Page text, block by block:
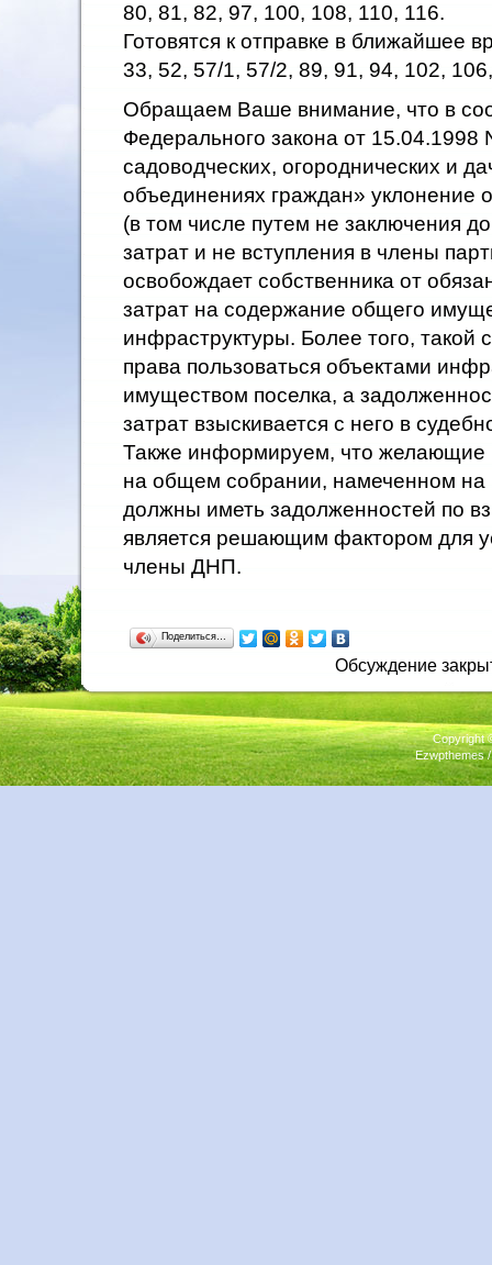
80, 81, 82, 97, 100, 108, 110, 116.
Готовятся к отправке в ближайшее
33, 52, 57/1, 57/2, 89, 91, 94, 102,
Обращаем Ваше внимание, что в
Федерального закона от
садоводческих, огороднических и
объединениях граждан» уклонение
(в том числе путем не заключения
затрат и не вступления в члены
освобождает собственника от
затрат на содержание общего
инфраструктуры. Более того, такой
права пользоваться объектами
имуществом поселка, а
затрат взыскивается с него в
Также информируем, что желающие
на общем собрании, намеченном на
должны иметь задолженностей по
является решающим фактором для
члены ДНП.
Поделиться…
Обсуждение
Copyright
Ezwpthemes